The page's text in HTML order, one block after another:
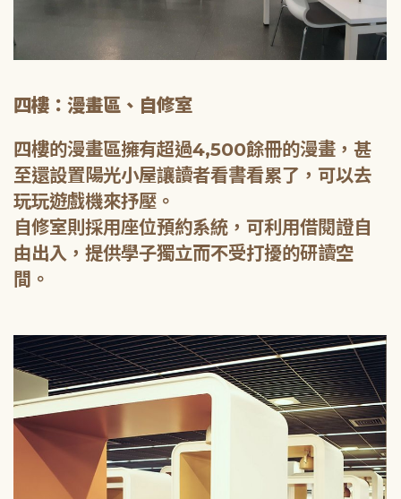
四樓：漫畫區、自修室
四樓的漫畫區擁有超過4,500餘冊的漫畫，甚
至還設置陽光小屋讓讀者看書看累了，可以去
玩玩遊戲機來抒壓。
自修室則採用座位預約系統，可利用借閱證自
由出入，提供學子獨立而不受打擾的研讀空
間。